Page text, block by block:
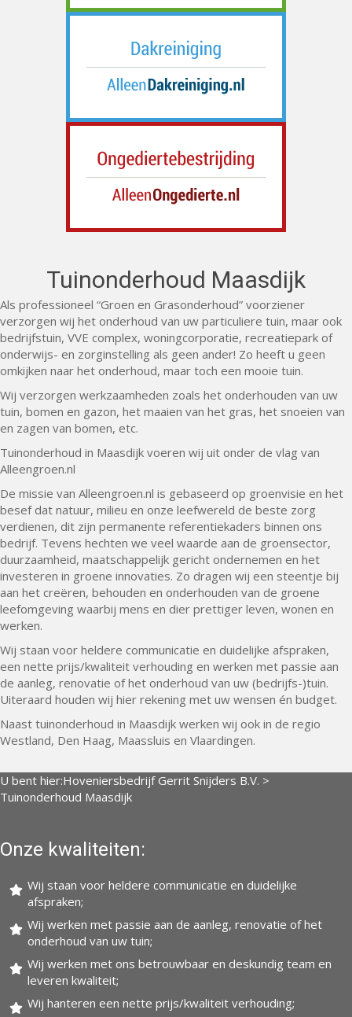
Tuinonderhoud Maasdijk
Als professioneel “Groen en Grasonderhoud” voorziener
verzorgen wij het onderhoud van uw particuliere tuin, maar ook
bedrijfstuin, VVE complex, woningcorporatie, recreatiepark of
onderwijs- en zorginstelling als geen ander! Zo heeft u geen
omkijken naar het onderhoud, maar toch een mooie tuin.
Wij verzorgen werkzaamheden zoals het onderhouden van uw
tuin, bomen en gazon, het maaien van het gras, het snoeien van
en zagen van bomen, etc.
Tuinonderhoud in Maasdijk voeren wij uit onder de vlag van
Alleengroen.nl
De missie van Alleengroen.nl is gebaseerd op groenvisie en het
besef dat natuur, milieu en onze leefwereld de beste zorg
verdienen, dit zijn permanente referentiekaders binnen ons
bedrijf. Tevens hechten we veel waarde aan de groensector,
duurzaamheid, maatschappelijk gericht ondernemen en het
investeren in groene innovaties. Zo dragen wij een steentje bij
aan het creëren, behouden en onderhouden van de groene
leefomgeving waarbij mens en dier prettiger leven, wonen en
werken.
Wij staan voor heldere communicatie en duidelijke afspraken,
een nette prijs/kwaliteit verhouding en werken met passie aan
de aanleg, renovatie of het onderhoud van uw (bedrijfs-)tuin.
Uiteraard houden wij hier rekening met uw wensen én budget.
Naast tuinonderhoud in Maasdijk werken wij ook in de regio
Westland, Den Haag, Maassluis en Vlaardingen.
U bent hier:Hoveniersbedrijf Gerrit Snijders B.V. >
Tuinonderhoud Maasdijk
Onze kwaliteiten:
Wij staan voor heldere communicatie en duidelijke
afspraken;
Wij werken met passie aan de aanleg, renovatie of het
onderhoud van uw tuin;
Wij werken met ons betrouwbaar en deskundig team en
leveren kwaliteit;
Wij hanteren een nette prijs/kwaliteit verhouding;